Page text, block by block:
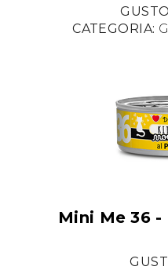
CATEGORIA:
Mini Me 36